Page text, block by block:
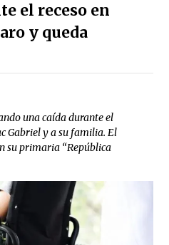
el receso en
y queda
una caída durante el
Gabriel y a su familia. El
su primaria “República